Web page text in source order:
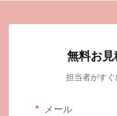
無料お
担当者がすぐ
メール